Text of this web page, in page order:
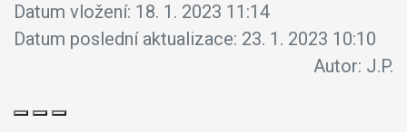
Datum vložení: 18. 1. 2023 11:14
Datum poslední aktualizace: 23. 1. 2023 10:10
Autor: J.P.